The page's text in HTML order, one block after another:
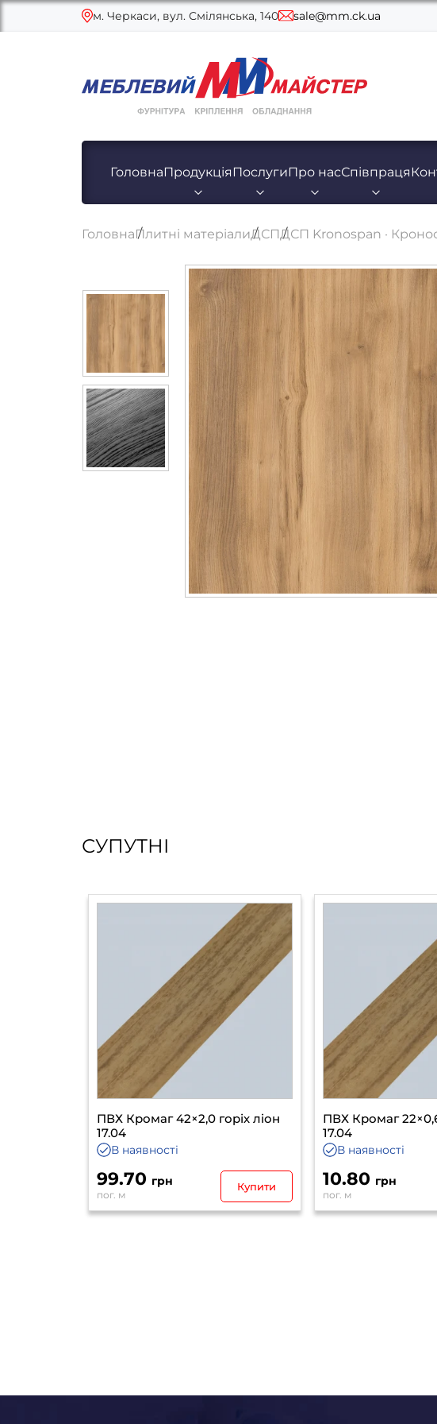
м. Черкаси, вул. Смілянська, 140 sale@mm.ck.ua
ГоловнаПродукція ПослугиПро насСпівпраця
ГоловнаПлитні матеріалиДСПДСП Kronospan ·
СУПУТНІ
ПВХ Кромаг 42×2,0 горіх ліон
17.04
В наявності
99.70 грн
пог. м
Купити
ПВХ Кромаг
17.04
В наявності
10.80 грн
пог. м